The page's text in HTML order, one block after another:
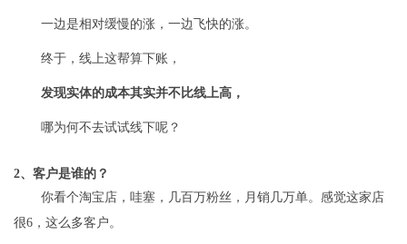
一边是相对缓慢的涨，一边飞快的涨。
终于，线上这帮算下账，
发现实体的成本其实并不比线上高，
哪为何不去试试线下呢？
2、客户是谁的？
你看个淘宝店，哇塞，几百万粉丝，月销几万单。感觉这家店
很6，这么多客户。